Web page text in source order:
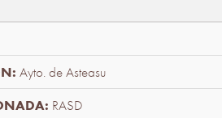
Ayto. de Asteasu
RASD